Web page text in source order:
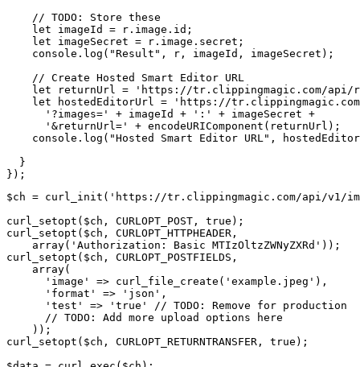
    // TODO: Store these
    let imageId = r.image.id;
    let imageSecret = r.image.secret;
    console.log("Result", r, imageId, imageSecret);
    // Create Hosted Smart Editor URL
let returnUrl = 'https://tr.clippingmagic.com/
let hostedEditorUrl = 'https://
      '?images=' + imageId + ':' + imageSecret +
      '&returnUrl=' + encodeURIComponent(returnUrl);
console.log("Hosted Smart Editor URL",
  }
$ch = curl_init('https://tr.clippingmagic.com/api/v1/
curl_setopt($ch, CURLOPT_POST, true);
curl_setopt($ch, CURLOPT_HTTPHEADER,
    array('Authorization: Basic MTIzOltzZWNyZXRd'));
curl_setopt($ch, CURLOPT_POSTFIELDS,
    array(
      'image' => curl_file_create('example.jpeg'),
      'format' => 'json',
      'test' => 'true' // TODO: Remove for production
      // TODO: Add more upload options here
    ));
curl_setopt($ch, CURLOPT_RETURNTRANSFER, true);